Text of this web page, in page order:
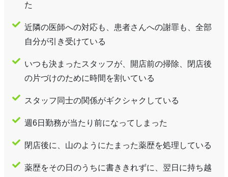
た
近隣の医師への対応も、患者さんへの謝罪も、全部
自分が引き受けている
いつも決まったスタッフが、開店前の掃除、閉店後
の片づけのために時間を割いている
スタッフ同士の関係がギクシャクしている
週6日勤務が当たり前になってしまった
閉店後に、山のようにたまった薬歴を処理している
薬歴をその日のうちに書ききれずに、翌日に持ち越